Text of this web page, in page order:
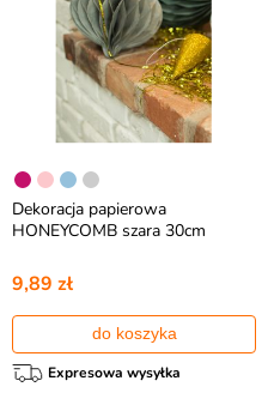
Dekoracja papierowa
HONEYCOMB szara 30cm
9,89 zł
do koszyka
Expresowa wysyłka